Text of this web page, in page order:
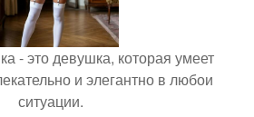
- это девушка, которая умеет
и элегантно в любои
ситуации.